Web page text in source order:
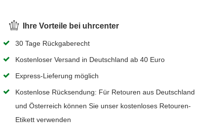
Ihre Vorteile bei uhrcenter
30 Tage Rückgaberecht
Kostenloser Versand in Deutschland ab 40 Euro
Express-Lieferung möglich
Kostenlose Rücksendung: Für Retouren aus Deutschland
und Österreich können Sie unser kostenloses Retouren-
Etikett verwenden